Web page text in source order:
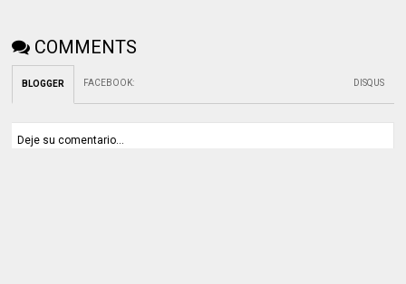
COMMENTS
BLOGGER FACEBOOK: DISQUS
Deje su comentario...